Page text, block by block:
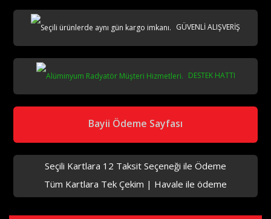
aks
GÜVENLİ ALIŞVERİŞ
DESTEK HATTI
Bayii Ödeme Sayfası
Seçili Kartlara 12 Taksit Seçeneği ile Ödeme
Tüm Kartlara Tek Çekim | Havale ile ödeme